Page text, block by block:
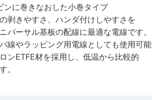
ンに巻きなおした小巻タイプ
剥きやすさ、ハンダ付けしやすさを
バーサル基板の配線に最適な電線です。
線やラッピング用電線としても使用可能
ンETFE材を採用し、低温から比較的
。